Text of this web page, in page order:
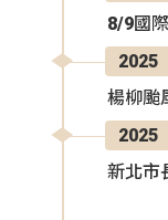
8/9國
2025
楊柳颱
2025
新北市